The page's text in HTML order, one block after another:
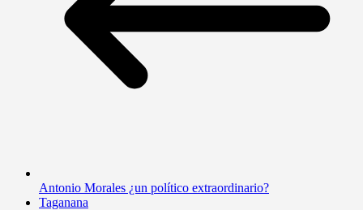
Antonio Morales ¿un político extraordinario?
Taganana